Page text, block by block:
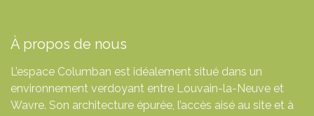
À propos de nous
L’espace Columban est idéalement situé dans un
environnement verdoyant entre Louvain-la-Neuve et
Wavre. Son architecture épurée, l’accès aisé au site et à